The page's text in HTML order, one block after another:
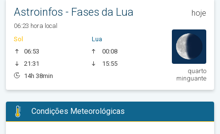
Astroinfos - Fases da Lua hoje
06:23 hora local
Sol
06:53
21:31
14h 38min
Lua
00:08
15:55
quarto
minguante
Condições Meteorológicas